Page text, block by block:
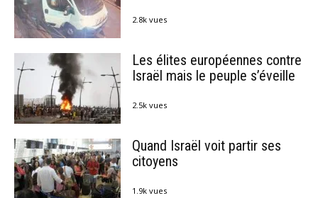
2.8k vues
Les élites européennes contre
Israël mais le peuple s’éveille
2.5k vues
Quand Israël voit partir ses
citoyens
1.9k vues